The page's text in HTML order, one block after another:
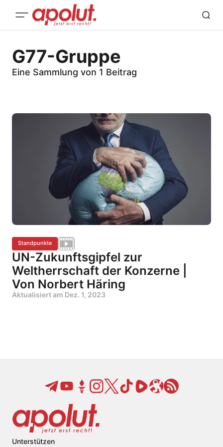
G77-Gruppe
Eine Sammlung von 1 Beitrag
Standpunkte
UN-Zukunftsgipfel zur
Weltherrschaft der Konzerne |
Von Norbert Häring
Aktualisiert am Dez. 1, 2023
Unterstützen